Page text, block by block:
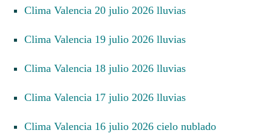
Clima Valencia 20 julio 2026 lluvias
Clima Valencia 19 julio 2026 lluvias
Clima Valencia 18 julio 2026 lluvias
Clima Valencia 17 julio 2026 lluvias
Clima Valencia 16 julio 2026 cielo nublado